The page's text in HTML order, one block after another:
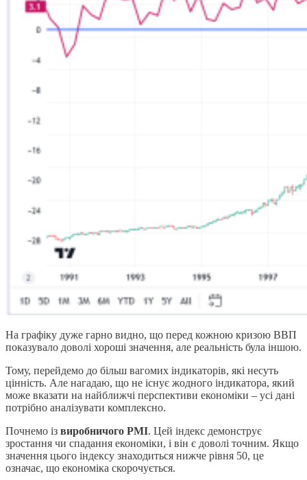
На графіку дуже гарно видно, що перед кожною кризою ВВП
показувало доволі хороші значення, але реальність була іншою.
Тому, перейдемо до більш вагомих індикаторів, які несуть
цінність. Але нагадаю, що не існує жодного індикатора, який
може вказати на найближчі перспективи економіки – усі дані
потрібно аналізувати комплексно.
Почнемо із виробничого PMI. Цей індекс демонструє
зростання чи спадання економіки, і він є доволі точним. Якщо
значення цього індексу знаходиться нижче рівня 50, це
означає, що економіка скорочується.